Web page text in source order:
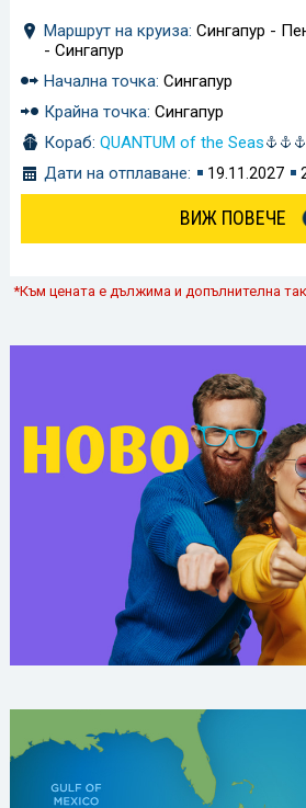
Маршрут на круиза: Сингапур -
- Сингапур
Начална точка: Сингапур
Крайна точка: Сингапур
Кораб: QUANTUM of the Seas
Дати на отплаване:
19.11.2027
ВИЖ ПОВЕЧЕ
*Към цената е дължима и допълнителна